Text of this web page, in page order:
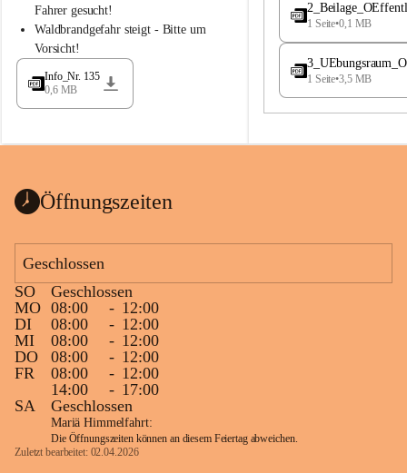
a
d
l
a
Fahrer gesucht!
Waldbrandgefahr steigt - Bitte um
Vorsicht!
Info_Nr. 135
0,6 MB
e
a
1 Seite•0,1 MB
1 Seite•3,5 MB
Öffnungszeiten
Geschlossen
SO
Geschlossen
MO 08:00 - 12:00
DI
08:00 - 12:00
MI
08:00 - 12:00
DO
08:00 - 12:00
FR
08:00 - 12:00
14:00
- 17:00
SA
Geschlossen
Mariä Himmelfahrt:
Die Öffnungszeiten können an diesem Feiertag abweichen.
Zuletzt bearbeitet: 02.04.2026